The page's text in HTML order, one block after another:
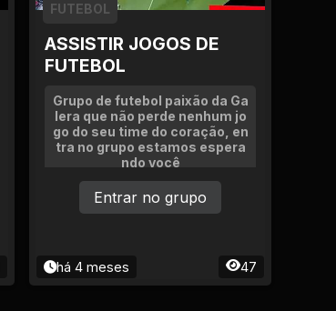
ASSISTIR JOGOS DE
FUTEBOL
FUTEBOL
Grupo de futebol paixão da Ga
lera que não perde nenhum jo
go do seu time do coração, en
tra no grupo estamos espera
ndo você
há 4 meses 47
Entrar no grupo